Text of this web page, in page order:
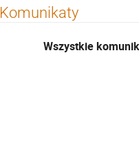
Komunikaty
Wszystkie